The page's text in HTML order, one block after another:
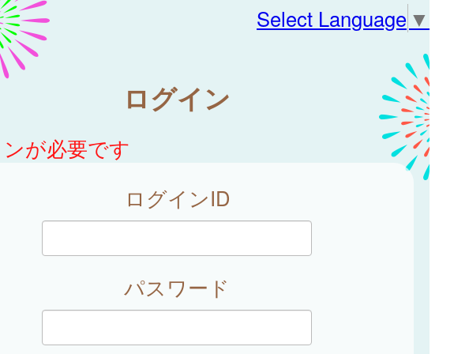
Select Language ▼
ログイン
が必要です
ログインID
パスワード